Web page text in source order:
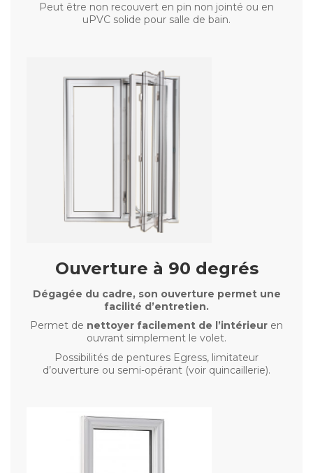
Peut être non recouvert en pin non jointé ou en
uPVC solide pour salle de bain.
Ouverture à 90 degrés
Dégagée du cadre, son ouverture permet une
facilité d’entretien.
Permet de nettoyer facilement de l’intérieur en
ouvrant simplement le volet.
Possibilités de pentures Egress, limitateur
d’ouverture ou semi-opérant (voir quincaillerie).